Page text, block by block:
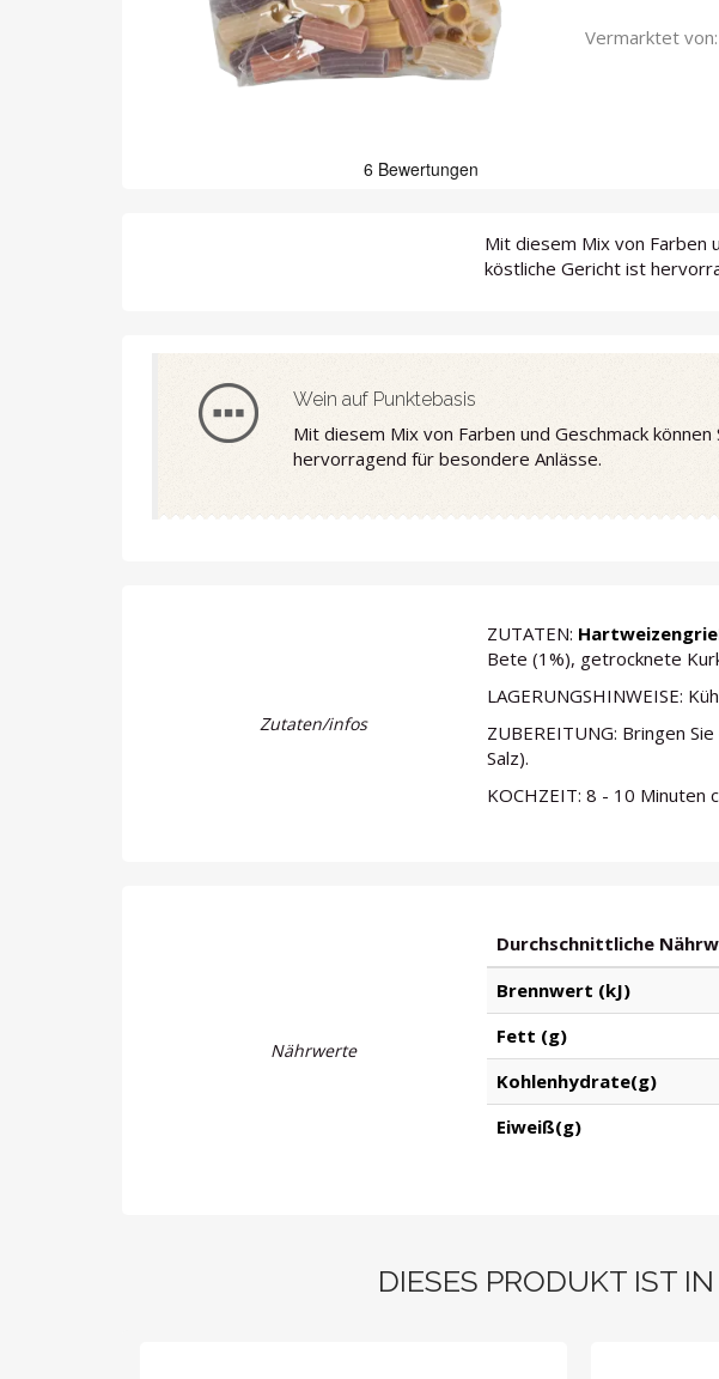
Vermarktet von:
Mit diesem Mix von Farben
köstliche Gericht ist
Wein auf Punktebasis
Mit diesem Mix von Farben und Geschmack
hervorragend für besondere Anlässe.
Zutaten/infos
ZUTATEN:
Bete (1%), getrocknete
LAGERUNGSHINWEISE:
ZUBEREITUNG: Bringen
Salz).
KOCHZEIT: 8 - 10 Minuten
Nährwerte
Durchschnittliche
Brennwert (kJ)
Fett (g)
Kohlenhydrate(g)
Eiweiß(g)
DIESES PRODUKT IST